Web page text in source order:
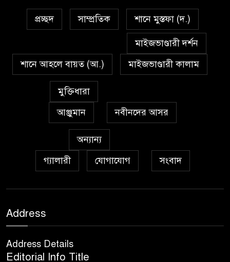
প্রচ্ছদ সাম্প্রতিক শানে মুস্তফা (দ.)
শানে আহলে বায়ত (আ.)
মাইজভাণ্ডারী দর্শন
মাইজভাণ্ডারী কালাম
মুক্তিধারা
আঞ্জুমান
নবীনদের আসর
অন্যান্য
গ্যালারী
যোগাযোগ সংবাদ
Address
Address Details
Editorial Info Title